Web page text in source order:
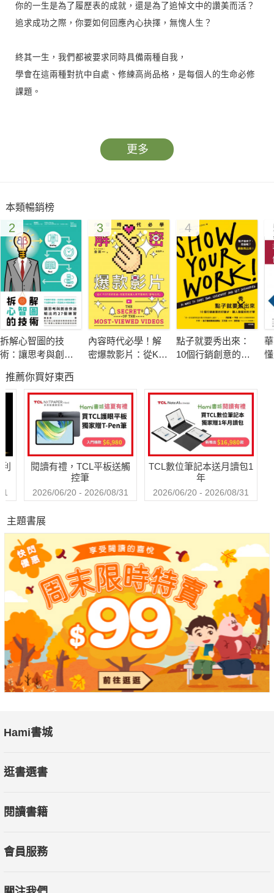
你的一生是為了履歷表的成就，還是為了追悼文中的讚美而活？
追求成功之際，你要如何回應內心抉擇，無愧人生？
終其一生，我們都被要求同時具備兩種自我，
學會在這兩種對抗中自處、修練高尚品格，是每個人的生命必修
課題。
★《紐約時報》暢銷書排行榜第一名
★《經濟學人》首選好書
★《紐約時報》《今日美國報》《華盛頓郵報》《出版者週刊》
《英國時代雜誌》《衛報》《英國觀點雜誌》等主流媒體一致盛
讚
TED演說影片：https://reurl.cc/YlNpka
你應該為哪個奮鬥——履歷表與追悼文？
成為更好的你，就從展開自我對抗的那一刻起。
的人格。而這個世界也多半鼓勵人發展較有企圖心、外顯在履歷
表的那一面，忽略了內心深處追求平靜、貢獻世界的渴望。
而人的一生，就在這兩種矛盾中互相拉扯；如何在兩種相互對抗
高人氣演講撼動全世界。他在TED著名演說「你應該為哪個奮鬥
——履歷表與追悼文？」讓我們重新思索，那個渴望成功、亟欲
征服世界的自我，以及另一個以愛為先、以包容和寬恕為主軸的
自我，該如何達到平衡？傾盡全力想征服世界的同時，如何回應
內心深處良善的召喚？
馬歇爾將軍戰功彪炳、舉世聞名，仍能保持虛懷若谷；戰勝自我
弱點的艾森豪總統、服膺召喚的作家喬治．艾略特，以及走過蔭
谷找回救贖、將生命全然投入服務眾人的社會運動家，他們都以
謙卑的內在力量找回更好的自己，並逐步影響了世界。
在這個以我為先、注重個人利益的時代，我們不該只為了享樂而
高希均│遠見．天下文化事業群創辦人
與社會大帳。人不能只有私人帳上財富累積，社會帳上卻出現赤
更多
本類暢銷榜
2
拆解心智圖的技
術：讓思考與創意
習
3
內容時代必學！解
密爆款影片：從K-
眼的「趣味公式」
4
點子就要秀出來：
10個行銷創意的好
推薦你買好東西
閱讀有禮，TCL平板送觸
控筆
2026/06/20 - 2026/08/31
TCL數位筆記本送月讀包1
年
2026/06/20 - 2026/08/31
主題書展
Hami書城
逛書選書
閱讀書籍
會員服務